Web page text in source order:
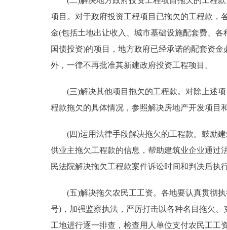
项目。对于政府投资工程项目已拖欠的工程款，
金(包括土地出让收入、城市基础设施配套费、
国债投资)的项目，地方政府已经承诺的配套资
外，一律不再批准其新建政府投资工程项目。
(三)解决其他项目拖欠的工程款。对除上述项
程款拖欠的具体情况，参照解决房地产开发项目
(四)运用法律手段解决拖欠的工程款。鼓励建
供业主拖欠工程款的信息，帮助建筑业企业通过
民法院解决拖欠工程款案件诉讼时间和判决后执
(五)解决拖欠农民工工资。各地要认真贯彻执
号)，加强监察执法，严厉打击以各种名目拖欠
工地进行逐一排查，检查用人单位支付农民工工